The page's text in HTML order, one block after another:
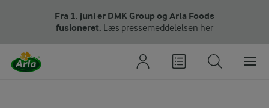
Fra 1. juni er DMK Group og Arla Foods
fusioneret. Læs pressemeddelelsen her